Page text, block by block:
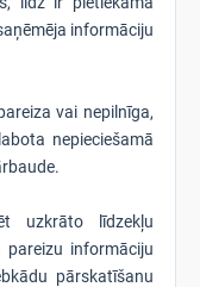
informāciju
vai nepilnīga,
nepieciešamā
uzkrāto līdzekļu
pareizu informāciju
pārskatīšanu